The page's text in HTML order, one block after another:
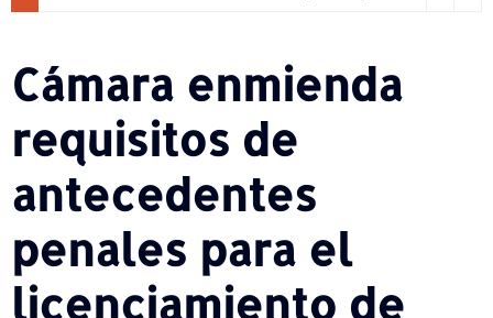
Cámara enmienda
requisitos de
antecedentes
penales para el
licenciamiento de